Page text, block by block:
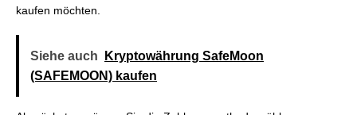
kaufen möchten.
Siehe auch
Kryptowährung SafeMoon
(SAFEMOON) kaufen